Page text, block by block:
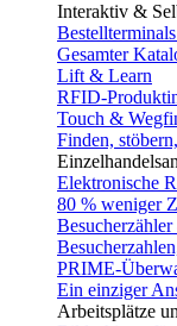
Interaktiv &
Gesamter
Lift & Learn
RFID-
Touch &
Finden,
Elektronische
80 % weniger
PRIME-
Ein einziger
Arbeitsplätze